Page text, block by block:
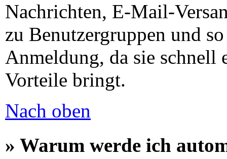
Nachrichten, E-Mail-
zu Benutzergruppen und
Anmeldung, da sie
Vorteile bringt.
Nach oben
» Warum werde ich